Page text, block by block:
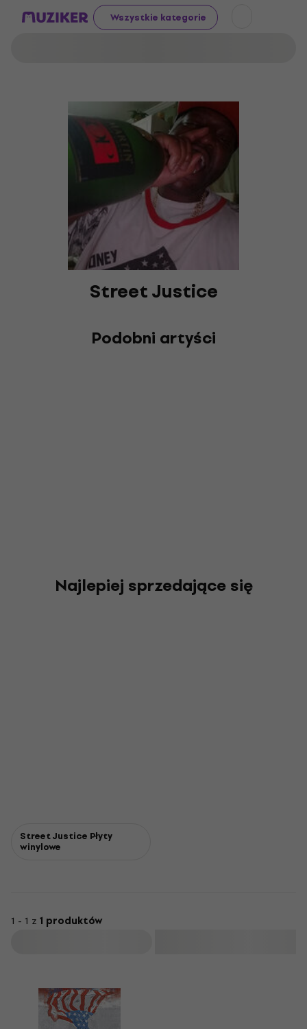
Wszystkie kategorie
Street Justice
Podobni artyści
Najlepiej sprzedające się
Street Justice Płyty
winylowe
1 - 1 z 1 produktów